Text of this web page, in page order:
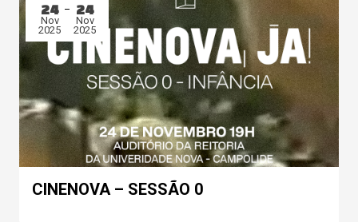
24
Nov
2025
24
Nov
2025
CINENOVA – SESSÃO 0